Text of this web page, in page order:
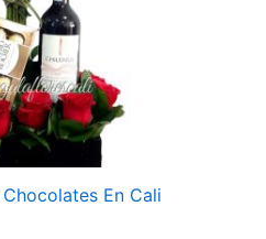
En Cali